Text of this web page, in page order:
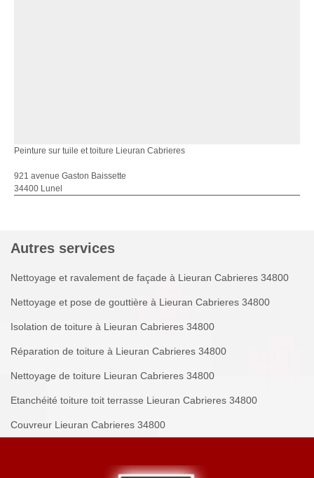
Peinture sur tuile et toiture Lieuran Cabrieres
921 avenue Gaston Baissette
34400 Lunel
Autres services
Nettoyage et ravalement de façade à Lieuran Cabrieres 34800
Nettoyage et pose de gouttière à Lieuran Cabrieres 34800
Isolation de toiture à Lieuran Cabrieres 34800
Réparation de toiture à Lieuran Cabrieres 34800
Nettoyage de toiture Lieuran Cabrieres 34800
Etanchéité toiture toit terrasse Lieuran Cabrieres 34800
Couvreur Lieuran Cabrieres 34800